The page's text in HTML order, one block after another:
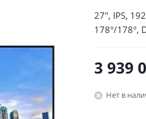
27", IPS,
178°/178°,
3 939
Нет в